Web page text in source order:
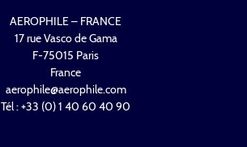
AEROPHILE – FRANCE
17 rue Vasco de Gama
F-75015 Paris
France
aerophile@aerophile.com
Tél : +33 (0) 1 40 60 40 90